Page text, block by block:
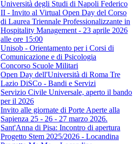
Università degli Studi di Napoli Federico
II - Invito al Virtual Open Day del Corso
di Laurea Triennale Professionalizzante in
Hospitality Management - 23 aprile 2026
alle ore 15:00
Unisob - Orientamento per i Corsi di
Comunicazione e di Psicologia
Concorso Scuole Militari
Open Day dell'Università di Roma Tre
Lazio DiSCo - Bandi e Servizi
Servizio Civile Universale, aperto il bando
per il 2026
Invito alle giornate di Porte Aperte alla
Sapienza 25 - 26 - 27 marzo 2026.
Sant'Anna di Pisa: Incontro di apertura
Progetto Stem 2025/2026 - Locandina